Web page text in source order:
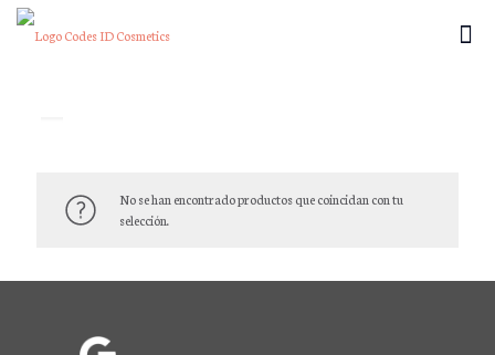
No se han encontrado productos que coincidan con tu
selección.